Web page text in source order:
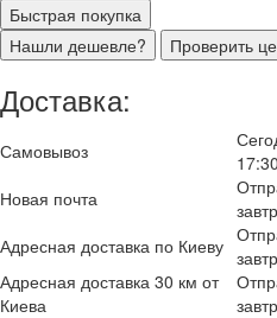
Быстрая покупка
Нашли дешевле?
Проверить
Доставка:
Самовывоз
17:30
Новая почта
Адресная доставка по Киеву
Адресная доставка 30 км от
Киева